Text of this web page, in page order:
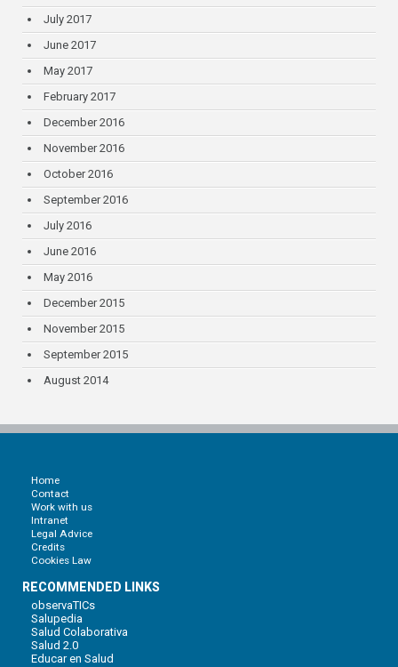
July 2017
June 2017
May 2017
February 2017
December 2016
November 2016
October 2016
September 2016
July 2016
June 2016
May 2016
December 2015
November 2015
September 2015
August 2014
Home
Contact
Work with us
Intranet
Legal Advice
Credits
Cookies Law
RECOMMENDED LINKS
observaTICs
Salupedia
Salud Colaborativa
Salud 2.0
Educar en Salud